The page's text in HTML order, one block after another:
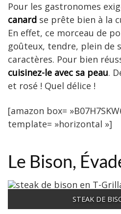
Pour les gastronomes
canard se prête bien à la
En effet, ce morceau de
goûteux, tendre, plein de
caractères. Pour bien
cuisinez-le avec sa peau.
et rosé ! Quel délice !
[amazon box=
template= »horizontal »]
Le Bison,
STEAK DE